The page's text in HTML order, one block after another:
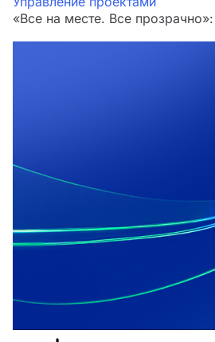
«Все на месте. Все